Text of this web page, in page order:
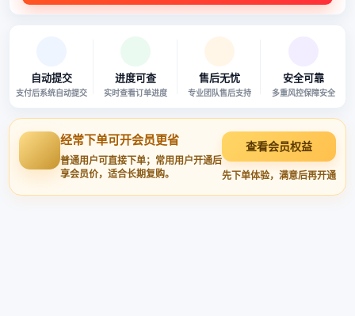
自动提交
支付后系统自动提交
进度可查
实时查看订单进度
售后无忧
专业团队售后支持
安全可靠
多重风控保障安全
经常下单可开会员更省
普通用户可直接下单；常用用户开通后
享会员价，适合长期复购。
查看会员权益
先下单体验，满意后再开通